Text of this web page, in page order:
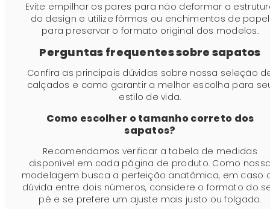
Evite empilhar os pares para não deformar a
do design e utilize fôrmas ou enchimentos de papel
para preservar o formato original dos modelos.
Perguntas frequentes sobre sapatos
Confira as principais dúvidas sobre nossa seleção
calçados e como garantir a melhor escolha para
estilo de vida.
Como escolher o tamanho correto dos
sapatos?
Recomendamos verificar a tabela de medidas
disponível em cada página de produto. Como
modelagem busca a perfeição anatômica, em caso
dúvida entre dois números, considere o formato do
pé e se prefere um ajuste mais justo ou folgado.